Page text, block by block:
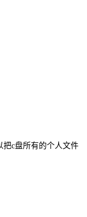
把c盘所有的个人文件